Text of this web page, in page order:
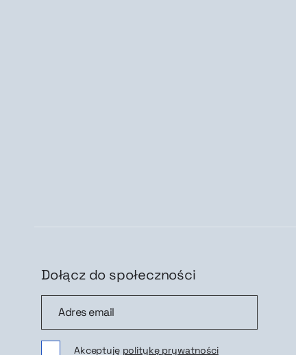
Dołącz do społeczności
Akceptuję politykę prywatności